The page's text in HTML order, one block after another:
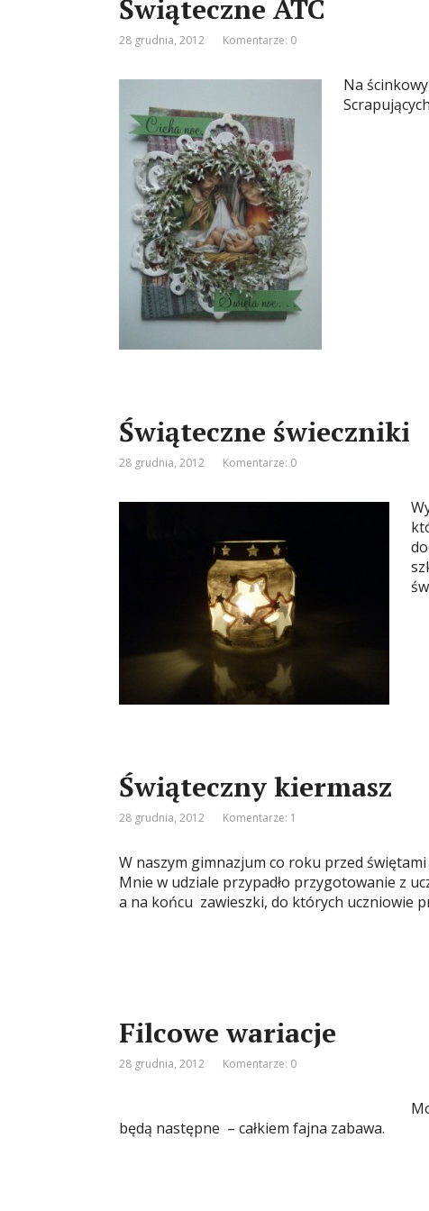
Świąteczne ATC
28 grudnia, 2012 Komentarze: 0
Na
Świąteczne świeczniki
28 grudnia, 2012 Komentarze: 0
Świąteczny kiermasz
28 grudnia, 2012 Komentarze: 1
W naszym gimnazjum co roku przed
Mnie w udziale przypadło przygotowanie z
a na końcu zawieszki, do których uczniowie
Filcowe wariacje
28 grudnia, 2012 Komentarze: 0
będą następne – całkiem fajna zabawa.